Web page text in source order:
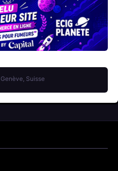
Genève, Suisse